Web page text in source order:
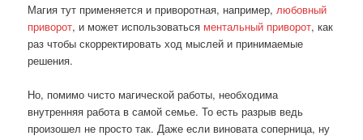
Магия тут применяется и приворотная, например, любовный
приворот, и может использоваться ментальный приворот, как
раз чтобы скорректировать ход мыслей и принимаемые
решения.
Но, помимо чисто магической работы, необходима
внутренняя работа в самой семье. То есть разрыв ведь
произошел не просто так. Даже если виновата соперница, ну